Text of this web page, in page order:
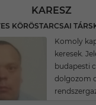
KARESZ
KÖRÖSTARCSAI
Komoly
keresek.
budapesti
dolgozom